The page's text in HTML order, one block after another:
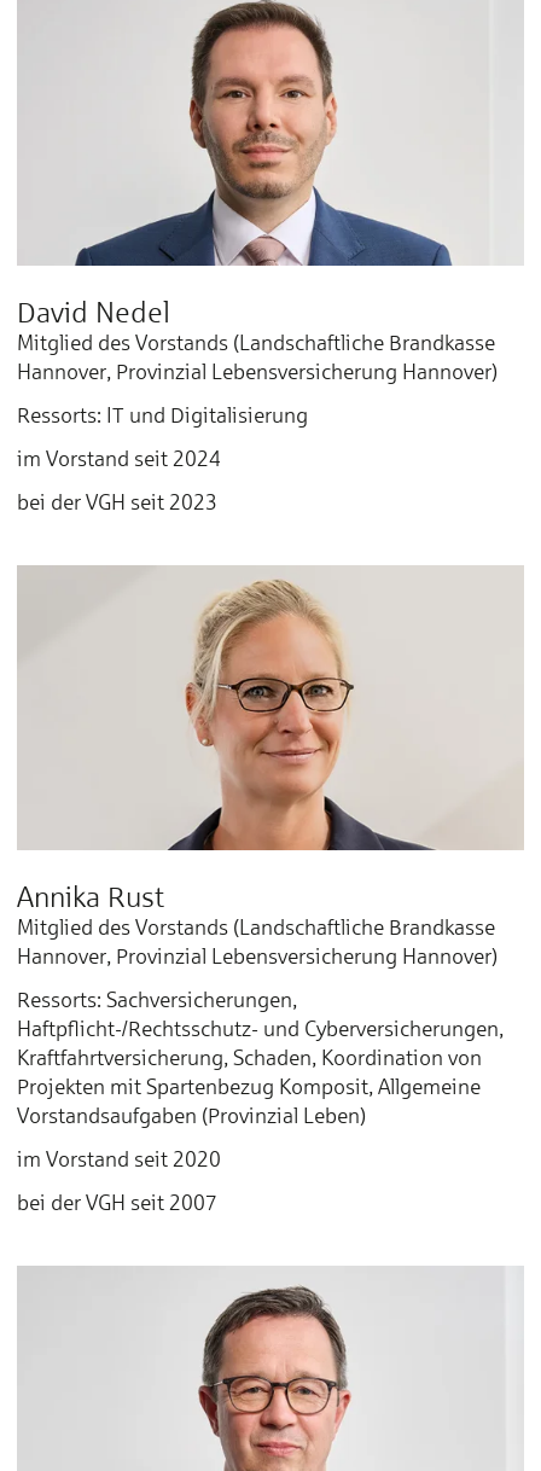
David Nedel
Mitglied des Vorstands (Landschaftliche Brandkasse
Hannover, Provinzial Lebensversicherung Hannover)
Ressorts: IT und Digitalisierung
im Vorstand seit 2024
bei der VGH seit 2023
Annika Rust
Mitglied des Vorstands (Landschaftliche Brandkasse
Hannover, Provinzial Lebensversicherung Hannover)
Ressorts: Sachversicherungen,
Haftpflicht-/Rechtsschutz- und Cyberversicherungen,
Kraftfahrtversicherung, Schaden, Koordination von
Projekten mit Spartenbezug Komposit, Allgemeine
Vorstandsaufgaben (Provinzial Leben)
im Vorstand seit 2020
bei der VGH seit 2007